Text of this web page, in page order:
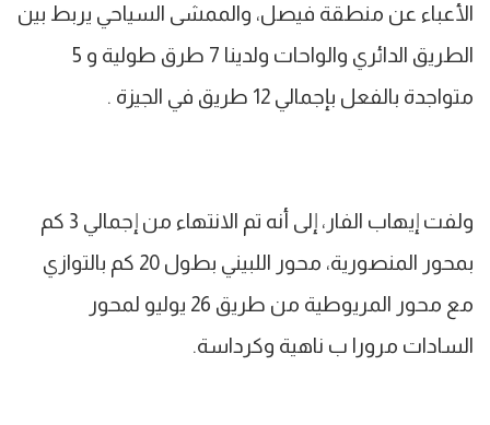
الأعباء عن منطقة فيصل، والممشى السياحي يربط بين
الطريق الدائري والواحات ولدينا 7 طرق طولية و 5
متواجدة بالفعل بإجمالي 12 طريق في الجيزة .
ولفت إيهاب الفار، إلى أنه تم الانتهاء من إجمالي 3 كم
بمحور المنصورية، محور اللبيني بطول 20 كم بالتوازي
مع محور المريوطية من طريق 26 يوليو لمحور
السادات مرورا ب ناهية وكرداسة.